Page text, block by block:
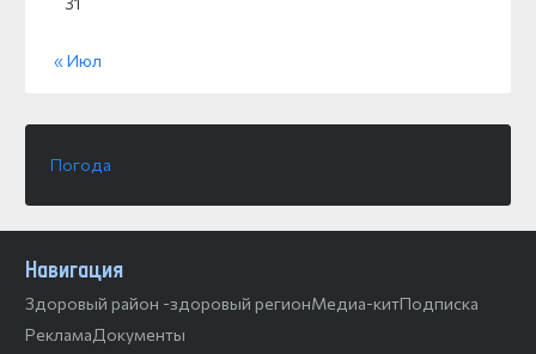
« Июл
Погода
Навигация
Здоровый район -здоровый регионМедиа-китПодписка
РекламаДокументы